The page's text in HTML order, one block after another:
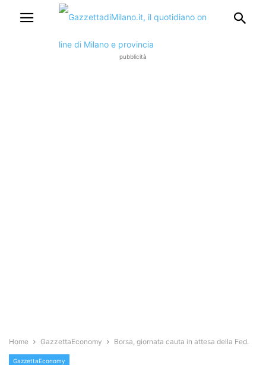
pubblicità
Home GazzettaEconomy Borsa, giornata cauta in attesa della Fed.
GazzettaEconomy